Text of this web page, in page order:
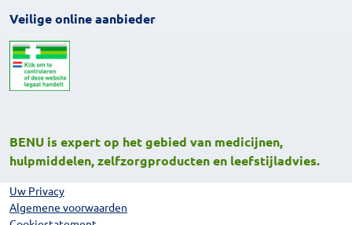
Veilige online aanbieder
BENU is expert op het gebied van medicijnen,
hulpmiddelen, zelfzorgproducten en leefstijladvies.
Uw Privacy
Algemene voorwaarden